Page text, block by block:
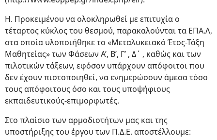
Η. Προκειμένου να ολοκληρωθεί με επιτυχία ο
τέταρτος κύκλος του θεσμού, παρακαλούνται τα ΕΠΑ.Λ,
στα οποία υλοποιήθηκε το «Μεταλυκειακό Έτος-Τάξη
Μαθητείας» των Φάσεων Α’, Β’, Γ’ , Δ΄ , καθώς και των
πιλοτικών τάξεων, εφόσον υπάρχουν απόφοιτοι που
δεν έχουν πιστοποιηθεί, να ενημερώσουν άμεσα τόσο
τους απόφοιτους όσο και τους υποψήφιους
εκπαιδευτικούς-επιμορφωτές.
Στο πλαίσιο των αρμοδιοτήτων μας και της
υποστήριξης του έργου των Π.Δ.Ε. αποστέλλουμε: